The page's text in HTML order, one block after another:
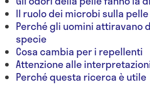
Il ruolo dei microbi sulla pelle
Perché gli uomini attiravano
specie
Cosa cambia per i repellenti
Attenzione alle
Perché questa ricerca è utile